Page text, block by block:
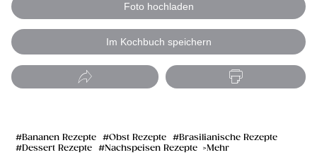
Foto hochladen
Im Kochbuch speichern
Bananen Rezepte Obst Rezepte
Brasilianische Rezepte
Dessert Rezepte
Nachspeisen Rezepte Mehr